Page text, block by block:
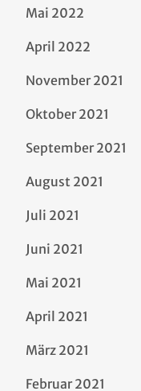
Mai 2022
April 2022
November 2021
Oktober 2021
September 2021
August 2021
Juli 2021
Juni 2021
Mai 2021
April 2021
März 2021
Februar 2021